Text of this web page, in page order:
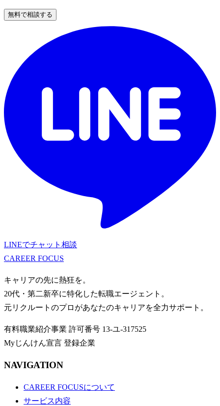
無料で相談する
LINEでチャット相談
CAREER FOCUS
キャリアの先に熱狂を。
20代・第二新卒に特化した転職エージェント。
元リクルートのプロがあなたのキャリアを全力サポート。
有料職業紹介事業 許可番号 13-ユ-317525
Myじんけん宣言 登録企業
NAVIGATION
CAREER FOCUSについて
サービス内容